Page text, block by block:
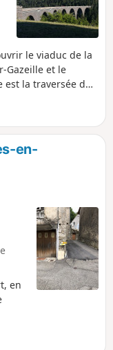
le viaduc de la
Gazeille et le
est la traversée du
vous pourrez
de la
Meygal et du
en-
en